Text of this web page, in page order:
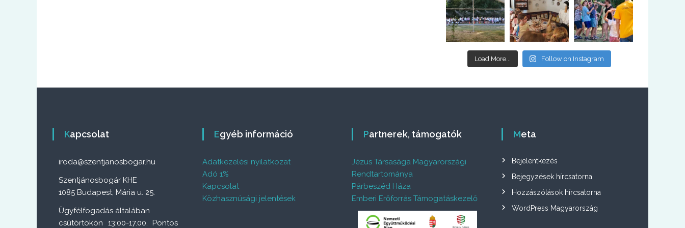
Load More... Follow on Instagram
Kapcsolat
iroda@szentjanosbogar.hu
Szentjánosbogár KHE
1085 Budapest, Mária u. 25.
Ügyfélfogadás általában
csütörtökön 13:00-17.00. Pontos
Egyéb információ
Adatkezelési nyilatkozat
Adó 1%
Kapcsolat
Közhasznúsági jelentések
Partnerek, támogatók
Jézus Társasága Magyarországi
Rendtartománya
Párbeszéd Háza
Emberi Erőforrás Támogatáskezelő
Meta
Bejelentkezés
Bejegyzések hírcsatorna
Hozzászólások hírcsatorna
WordPress Magyarország